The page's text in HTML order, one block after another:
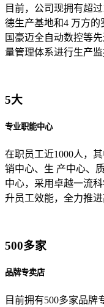
目前，公司现拥有超
德生产基地和4 万方
国豪迈全自动数控等
量管理体系进行生产
5大
专业职能中心
在职员工近1000人，
销中心、生 产中心、
中心，采用卓越一流
升员工效能，全力推进
500多家
品牌专卖店
目前拥有500多家品牌